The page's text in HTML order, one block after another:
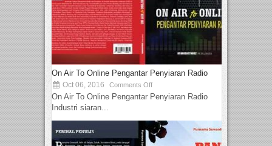
On Air To Online Pengantar Penyiaran Radio
Oct 06, 2016 Comments Off
On Air To Online Pengantar Penyiaran Radio
Industri siaran...